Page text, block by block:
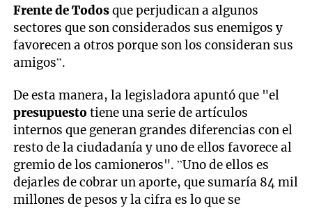
Frente de Todosque perjudican a algunos
sectores que son considerados sus enemigos y
favorecen a otros porque son los consideran sus
amigos”.
De esta manera, la legisladora apuntó que "el
presupuestotiene una serie de artículos
internos que generan grandes diferencias con el
resto de la ciudadanía y uno de ellos favorece al
gremio de los camioneros". ”Uno de ellos es
dejarles de cobrar un aporte, que sumaría 84 mil
millones de pesos y la cifra es lo que se